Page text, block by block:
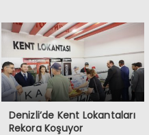
Denizli’de Kent Lokantaları
Rekora Koşuyor